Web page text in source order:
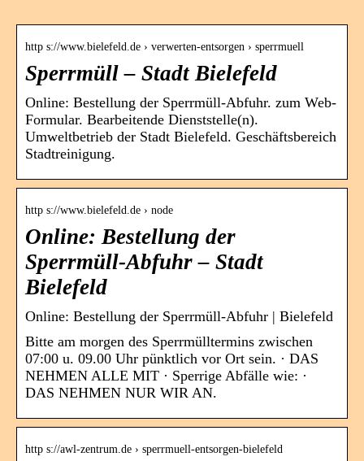
http s://www.bielefeld.de › verwerten-entsorgen › sperrmuell
Sperrmüll – Stadt Bielefeld
Online: Bestellung der Sperrmüll-Abfuhr. zum Web-
Formular. Bearbeitende Dienststelle(n).
Umweltbetrieb der Stadt Bielefeld. Geschäftsbereich
Stadtreinigung.
http s://www.bielefeld.de › node
Online: Bestellung der
Sperrmüll-Abfuhr – Stadt
Bielefeld
Online: Bestellung der Sperrmüll-Abfuhr | Bielefeld
Bitte am morgen des Sperrmülltermins zwischen
07:00 u. 09.00 Uhr pünktlich vor Ort sein. · DAS
NEHMEN ALLE MIT · Sperrige Abfälle wie: ·
DAS NEHMEN NUR WIR AN.
http s://awl-zentrum.de › sperrmuell-entsorgen-bielefeld